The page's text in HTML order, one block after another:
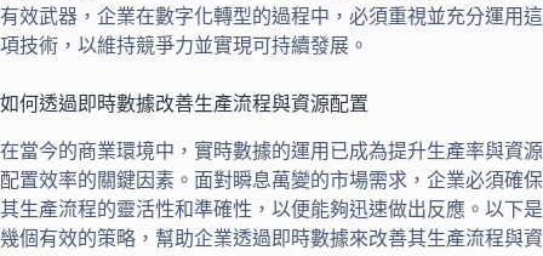
有效武器，企業在數字化轉型的過程中，必須重視並充分運用這
項技術，以維持競爭力並實現可持續發展。
如何透過即時數據改善生產流程與資源配置
在當今的商業環境中，實時數據的運用已成為提升生產率與資源
配置效率的關鍵因素。面對瞬息萬變的市場需求，企業必須確保
其生產流程的靈活性和準確性，以便能夠迅速做出反應。以下是
幾個有效的策略，幫助企業透過即時數據來改善其生產流程與資